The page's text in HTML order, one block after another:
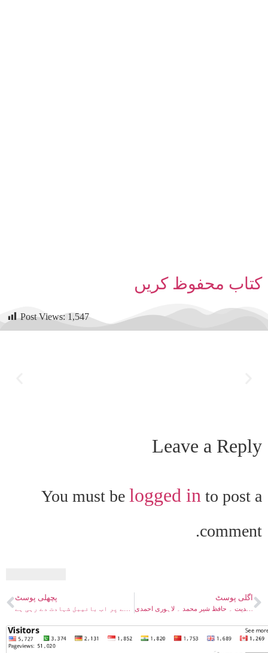
کتاب محفوظ کریں
Post Views: 1,547
Leave a Reply
You must be logged in to post a
comment.
پچھلی پوسٹ اگلی پوسٹ